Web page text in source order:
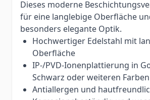
Dieses moderne
für eine langlebige Oberfläche
besonders elegante Optik.
Hochwertiger Edelstahl mit
Oberfläche
IP-/PVD-Ionenplattierung in
Schwarz oder weiteren Farben
Antiallergen und